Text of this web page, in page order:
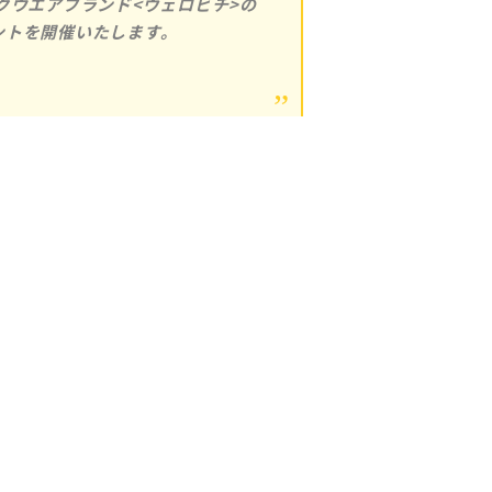
を開催いたします。